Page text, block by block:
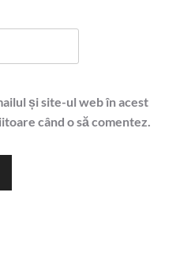
și site-ul web în acest
când o să comentez.